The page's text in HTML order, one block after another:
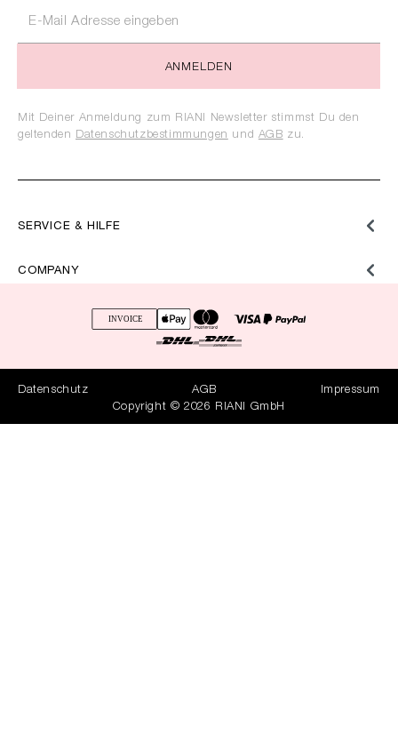
SERVICE & HILFE
COMPANY
ANMELDEN
Mit Deiner Anmeldung zum RIANI Newsletter stimmst Du den
geltenden Datenschutzbestimmungen und AGB zu.
Datenschutz AGB
Impressum
Copyright © 2026 RIANI GmbH